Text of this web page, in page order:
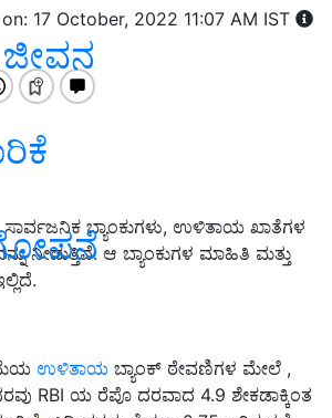
17 October, 2022 11:07 AM IST
ಬ್ಯಾಂಕುಗಳು, ಉಳಿತಾಯ ಖಾತೆಗಳ
ನೀಡುತ್ತಿವೆ. ಆ ಬ್ಯಾಂಕುಗಳ ಮಾಹಿತಿ ಮತ್ತು
ಉಳಿತಾಯ ಬ್ಯಾಂಕ್ ಠೇವಣಿಗಳ ಮೇಲೆ ,
RBI ಯ ರೆಪೊ ದರವಾದ 4.9 ಶೇಕಡಾಕ್ಕಿಂತ